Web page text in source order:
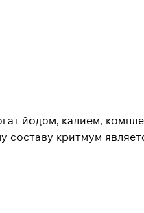
йодом, калием,
критмум